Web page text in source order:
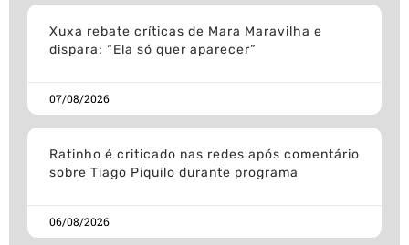
Xuxa rebate críticas de Mara Maravilha e
dispara: “Ela só quer aparecer”
07/08/2026
Ratinho é criticado nas redes após comentário
sobre Tiago Piquilo durante programa
06/08/2026